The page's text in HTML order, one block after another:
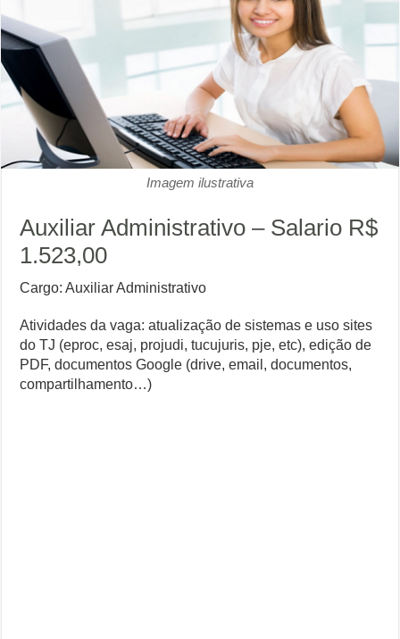
Imagem ilustrativa
Auxiliar Administrativo – Salario R$
1.523,00
Cargo: Auxiliar Administrativo
Atividades da vaga: atualização de sistemas e uso sites
do TJ (eproc, esaj, projudi, tucujuris, pje, etc), edição de
PDF, documentos Google (drive, email, documentos,
compartilhamento…)